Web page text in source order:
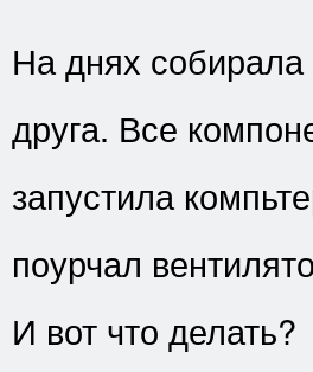
На днях собирала
друга. Все
запустила
поурчал
И вот что делать?